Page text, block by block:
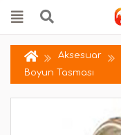
Aksesuar
Boyun Tasması